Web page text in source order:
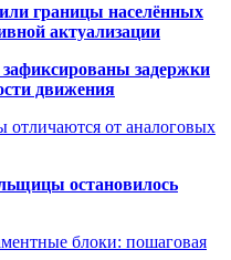
границы населённых
актуализации
задержки
движения
от аналоговых
остановилось
блоки: пошаговая